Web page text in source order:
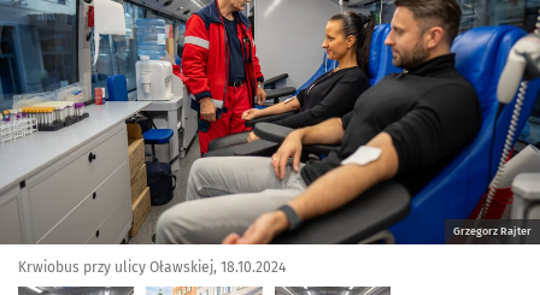
Grzegorz Rajter
Krwiobus przy ulicy Oławskiej, 18.10.2024